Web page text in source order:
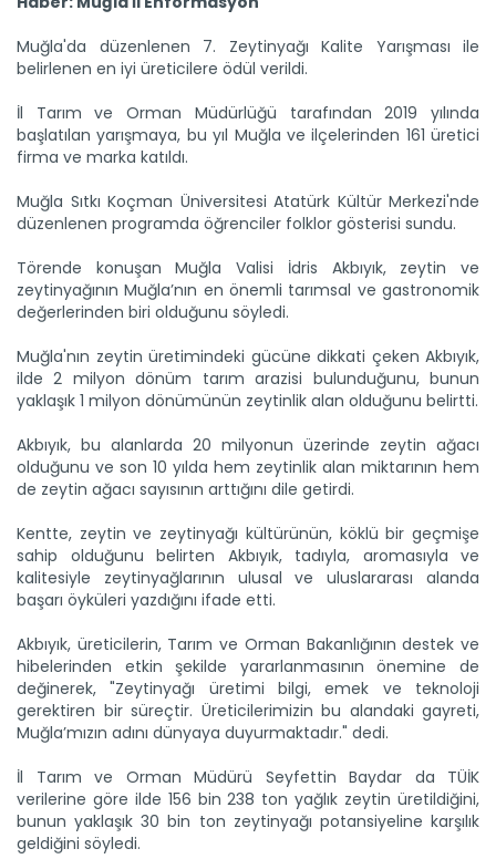
Muğla'da düzenlenen 7. Zeytinyağı Kalite Yarışması ile
belirlenen en iyi üreticilere ödül verildi.
İl Tarım ve Orman Müdürlüğü tarafından 2019 yılında
başlatılan yarışmaya, bu yıl Muğla ve ilçelerinden 161 üretici
firma ve marka katıldı.
Muğla Sıtkı Koçman Üniversitesi Atatürk Kültür Merkezi'nde
düzenlenen programda öğrenciler folklor gösterisi sundu.
Törende konuşan Muğla Valisi İdris Akbıyık, zeytin ve
zeytinyağının Muğla’nın en önemli tarımsal ve gastronomik
değerlerinden biri olduğunu söyledi.
Muğla'nın zeytin üretimindeki gücüne dikkati çeken Akbıyık,
ilde 2 milyon dönüm tarım arazisi bulunduğunu, bunun
yaklaşık 1 milyon dönümünün zeytinlik alan olduğunu belirtti.
Akbıyık, bu alanlarda 20 milyonun üzerinde zeytin ağacı
olduğunu ve son 10 yılda hem zeytinlik alan miktarının hem
de zeytin ağacı sayısının arttığını dile getirdi.
Kentte, zeytin ve zeytinyağı kültürünün, köklü bir geçmişe
sahip olduğunu belirten Akbıyık, tadıyla, aromasıyla ve
kalitesiyle zeytinyağlarının ulusal ve uluslararası alanda
başarı öyküleri yazdığını ifade etti.
Akbıyık, üreticilerin, Tarım ve Orman Bakanlığının destek ve
hibelerinden etkin şekilde yararlanmasının önemine de
değinerek, "Zeytinyağı üretimi bilgi, emek ve teknoloji
gerektiren bir süreçtir. Üreticilerimizin bu alandaki gayreti,
Muğla’mızın adını dünyaya duyurmaktadır." dedi.
İl Tarım ve Orman Müdürü Seyfettin Baydar da TÜİK
verilerine göre ilde 156 bin 238 ton yağlık zeytin üretildiğini,
bunun yaklaşık 30 bin ton zeytinyağı potansiyeline karşılık
geldiğini söyledi.